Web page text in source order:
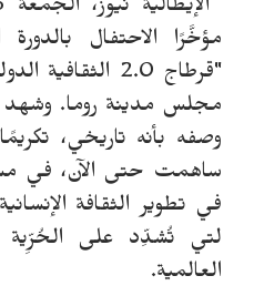
مؤخَّرًا الاحتفال بالدورة
"قرطاج 2.0
مجلس مدينة روما.
وصفه بأنه تاريخي،
ساهمت حتى الآن، في
في تطوير الثقافة
لتي تُشدِّد على الحُرِّية
العالمية.